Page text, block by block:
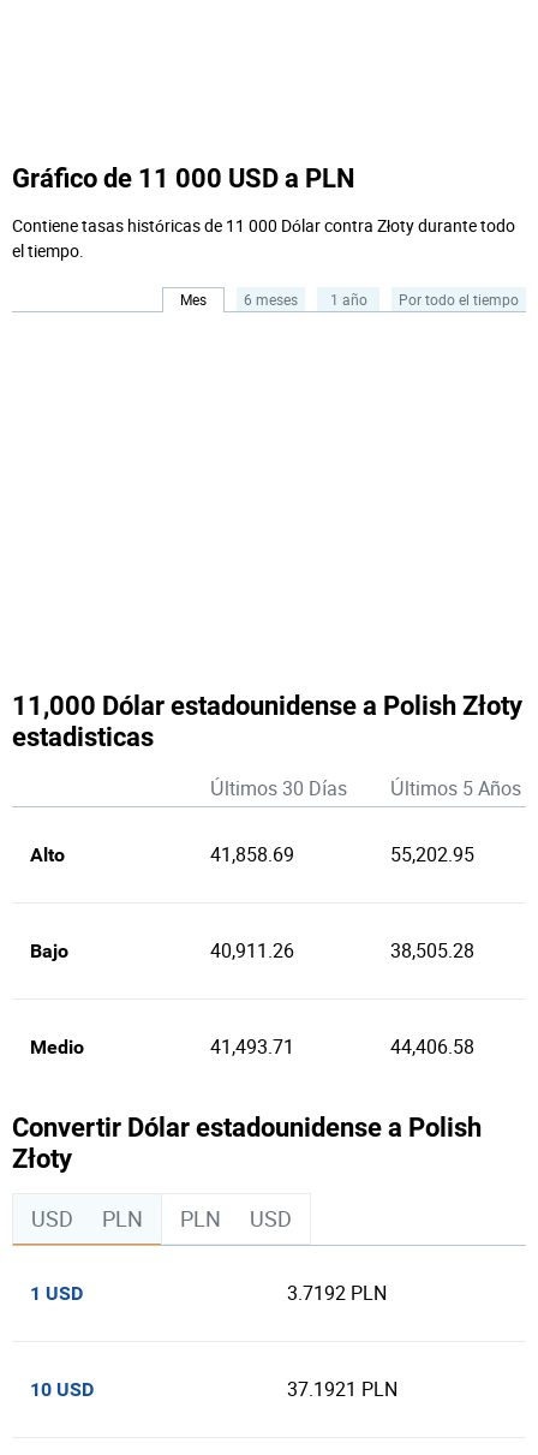
Gráfico de 11 000 USD a PLN
Contiene tasas históricas de 11 000 Dólar contra Złoty durante todo
el tiempo.
Mes 6 meses 1 año Por todo el tiempo
11,000 Dólar estadounidense a Polish Złoty
estadisticas
Últimos 30 Días Últimos 5 Años
Alto 41,858.69 55,202.95
Bajo 40,911.26 38,505.28
Medio 41,493.71 44,406.58
Convertir Dólar estadounidense a Polish
Złoty
USD PLN PLN USD
1 USD 3.7192 PLN
10 USD 37.1921 PLN